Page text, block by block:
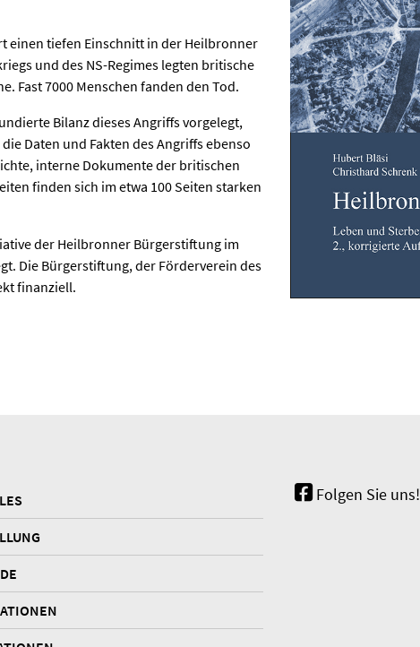
einen tiefen Einschnitt in der Heilbronner
und des NS-Regimes legten britische
Fast 7000 Menschen fanden den Tod.
Bilanz dieses Angriffs vorgelegt,
Daten und Fakten des Angriffs ebenso
interne Dokumente der britischen
finden sich im etwa 100 Seiten starken
der Heilbronner Bürgerstiftung im
Die Bürgerstiftung, der Förderverein des
finanziell.
Folgen Sie uns!